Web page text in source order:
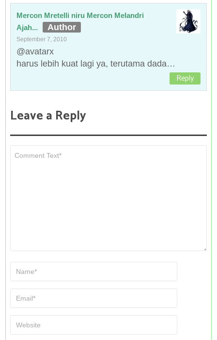
Mercon Mretelli niru Mercon Melandri
Ajah...
September 7, 2010
@avatarx
harus lebih kuat lagi ya, terutama dada…
Reply
Leave a Reply